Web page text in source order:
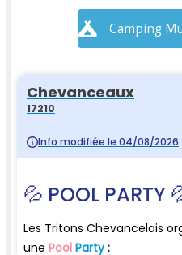
Camping